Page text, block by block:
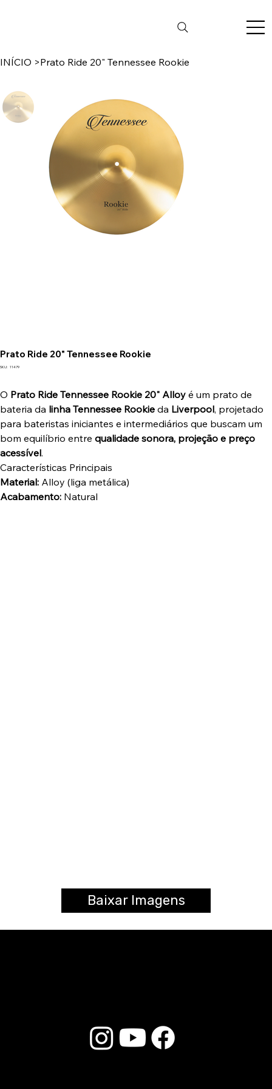
INÍCIO >Prato Ride 20" Tennessee Rookie
Prato Ride 20" Tennessee Rookie
SKU: SKU
11479
O Prato Ride Tennessee Rookie 20" Alloy é um prato de
bateria da linha Tennessee Rookie da Liverpool, projetado
para bateristas iniciantes e intermediários que buscam um
bom equilíbrio entre qualidade sonora, projeção e preço
acessível.
Características Principais
Material: Alloy (liga metálica)
Acabamento: Natural
Baixar Imagens